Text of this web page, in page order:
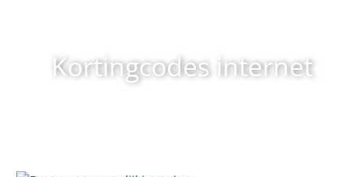
Kortingcodes internet